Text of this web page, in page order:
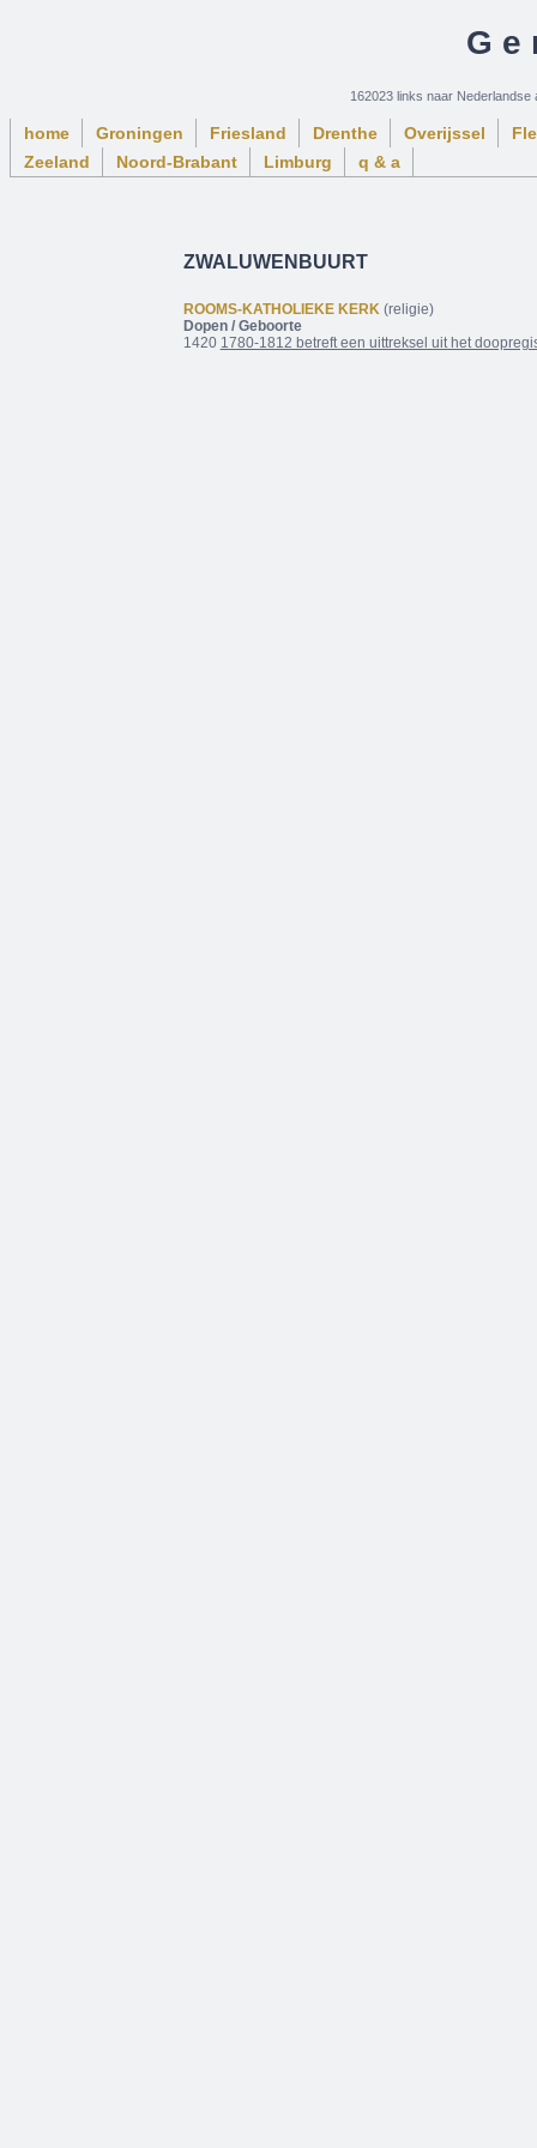
162023 links naar
home Groningen Friesland Drenthe Overijssel
Zeeland
Noord-Brabant Limburg q & a
ZWALUWENBUURT
ROOMS-KATHOLIEKE KERK(religie)
Dopen / Geboorte
1420 1780-1812 betreft een uittreksel uit het